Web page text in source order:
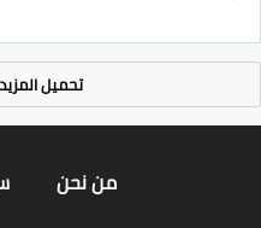
تحميل
من نحن